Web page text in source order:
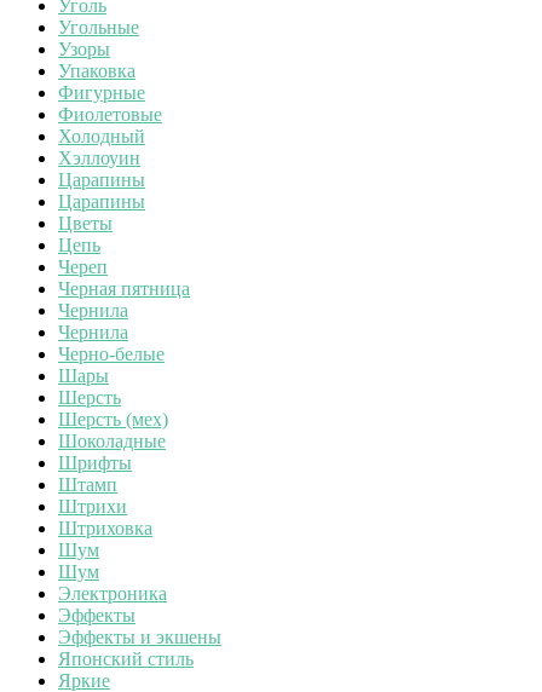
Уголь
Угольные
Узоры
Упаковка
Фигурные
Фиолетовые
Холодный
Хэллоуин
Царапины
Царапины
Цветы
Цепь
Череп
Черная пятница
Чернила
Чернила
Черно-белые
Шары
Шерсть
Шерсть (мех)
Шоколадные
Шрифты
Штамп
Штрихи
Штриховка
Шум
Шум
Электроника
Эффекты
Эффекты и экшены
Японский стиль
Яркие